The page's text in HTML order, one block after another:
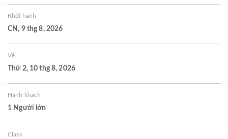
Khởi hành
CN, 9 thg 8, 2026
Về
Thứ 2, 10 thg 8, 2026
Hành khách
1 Người lớn
Class